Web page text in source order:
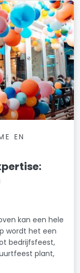
EN
kan een hele
wordt het een
bedrijfsfeest,
plant,